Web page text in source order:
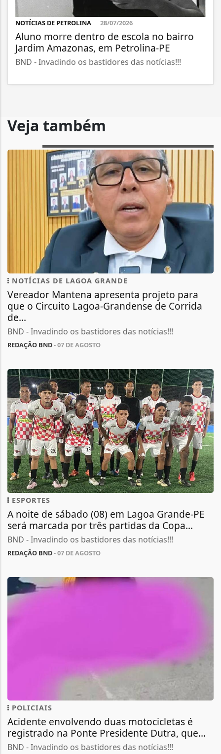
NOTÍCIAS DE PETROLINA 28/07/2026
Aluno morre dentro de escola no bairro
Jardim Amazonas, em Petrolina-PE
BND - Invadindo os bastidores das notícias!!!
Veja também
NOTÍCIAS DE LAGOA GRANDE
Vereador Mantena apresenta projeto para
que o Circuito Lagoa-Grandense de Corrida
de...
BND - Invadindo os bastidores das notícias!!!
REDAÇÃO BND- 07 DE AGOSTO
ESPORTES
A noite de sábado (08) em Lagoa Grande-PE
será marcada por três partidas da Copa...
BND - Invadindo os bastidores das notícias!!!
REDAÇÃO BND- 07 DE AGOSTO
POLICIAIS
Acidente envolvendo duas motocicletas é
registrado na Ponte Presidente Dutra, que...
BND - Invadindo os bastidores das notícias!!!